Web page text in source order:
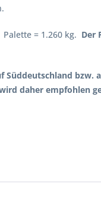
= 1.260 kg. Der
Süddeutschland bzw.
wird daher empfohlen